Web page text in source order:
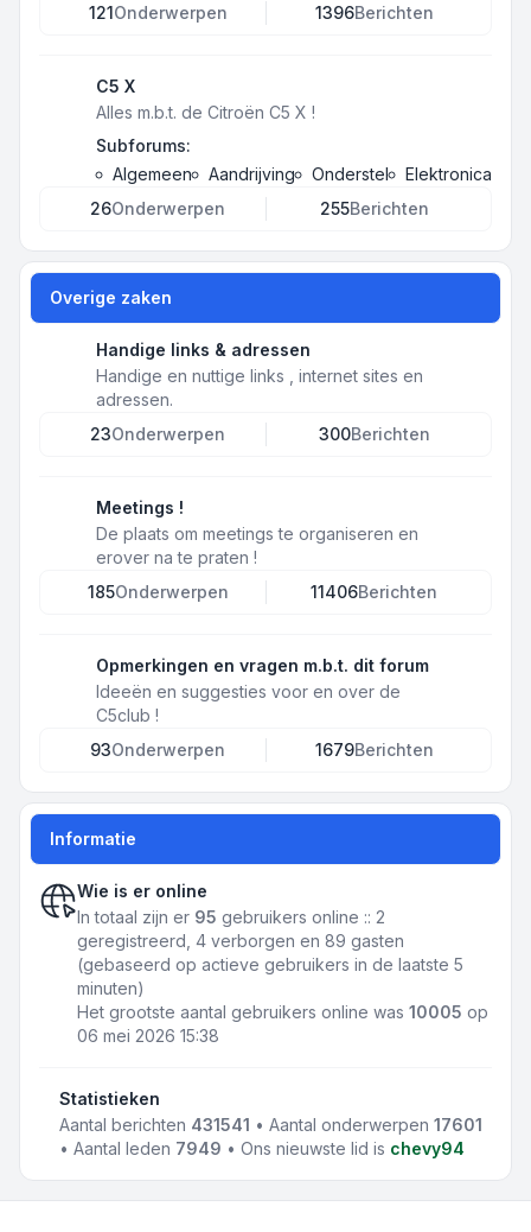
121Onderwerpen 1396Berichten
C5 X
Alles m.b.t. de Citroën C5 X !
Subforums:
Algemeen
Aandrijving Onderstel
Elektronica
26Onderwerpen 255Berichten
Overige zaken
Handige links & adressen
Handige en nuttige links , internet sites en
adressen.
23Onderwerpen 300Berichten
Meetings !
De plaats om meetings te organiseren en
erover na te praten !
185Onderwerpen 11406Berichten
Opmerkingen en vragen m.b.t. dit forum
Ideeën en suggesties voor en over de
C5club !
93Onderwerpen 1679Berichten
Informatie
Wie is er online
In totaal zijn er 95 gebruikers online :: 2
geregistreerd, 4 verborgen en 89 gasten
(gebaseerd op actieve gebruikers in de laatste 5
minuten)
Het grootste aantal gebruikers online was 10005 op
06 mei 2026 15:38
Statistieken
Aantal berichten 431541 • Aantal onderwerpen 17601
• Aantal leden 7949 • Ons nieuwste lid is chevy94